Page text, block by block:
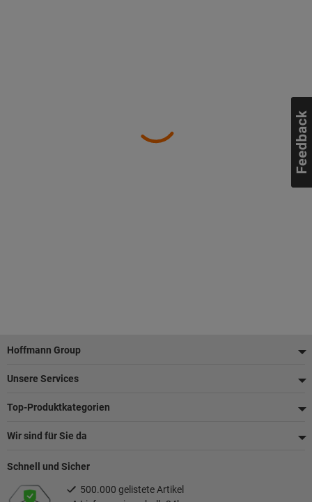
Fußzeile
Hoffmann Group
Unsere Services
Top-Produktkategorien
Wir sind für Sie da
Schnell und Sicher
500.000 gelistete Artikel